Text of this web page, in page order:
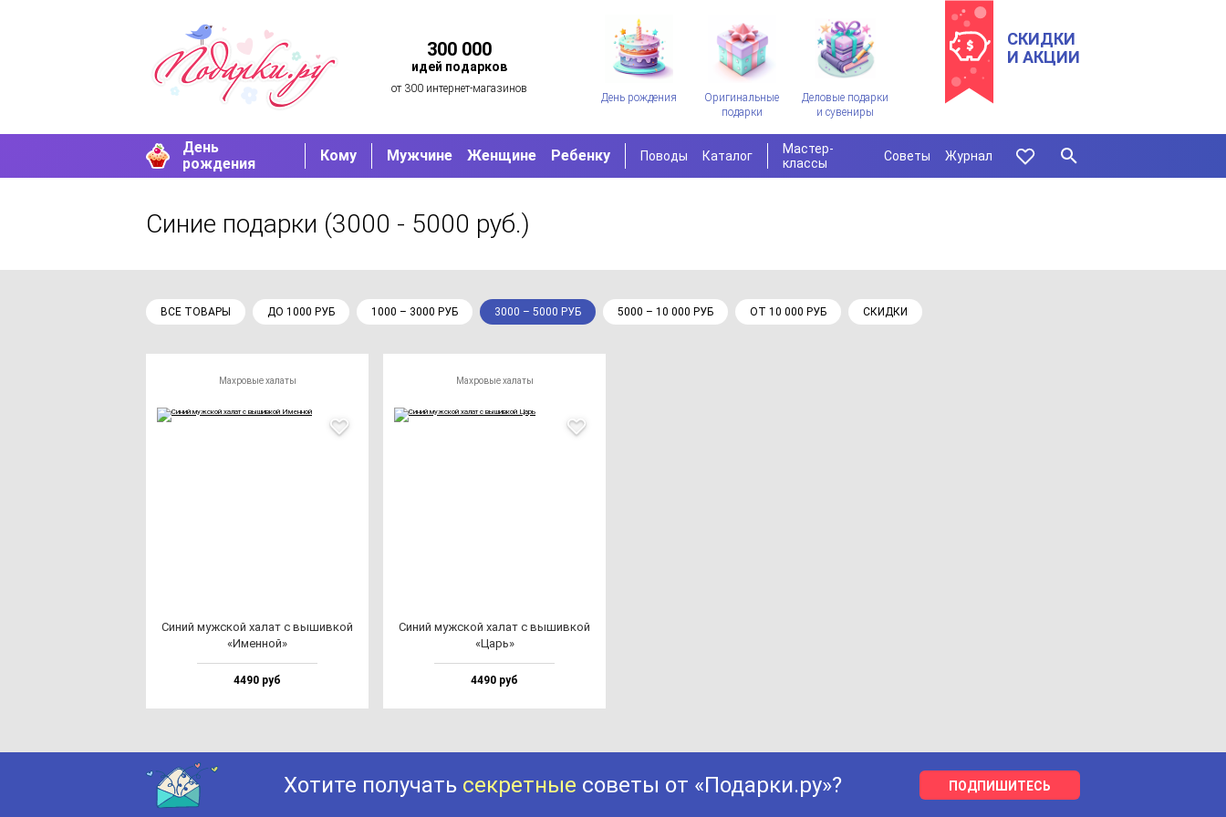
300 000
идей подарков
от 300 интернет-магазинов
День рождения
Оригинальные
подарки
Деловые подарки
и сувениры
СКИДКИ
И АКЦИИ
День
рождения
Кому Мужчине Женщине Ребенку Поводы Каталог
Мастер-
классы
Советы Журнал
Синие подарки (3000 - 5000 руб.)
ВСЕ ТОВАРЫ ДО 1000 РУБ 1000 – 3000 РУБ 3000 – 5000 РУБ 5000 – 10 000 РУБ ОТ 10 000 РУБ СКИДКИ
Махровые халаты
Синий муж­ской ха­лат с вы­шив­кой
«Имен­ной»
4490 руб
Махровые халаты
Синий муж­ской ха­лат с вы­шив­кой
«Царь»
4490 руб
Хотите получать секретные советы от «Подарки.ру»? ПОДПИШИТЕСЬ